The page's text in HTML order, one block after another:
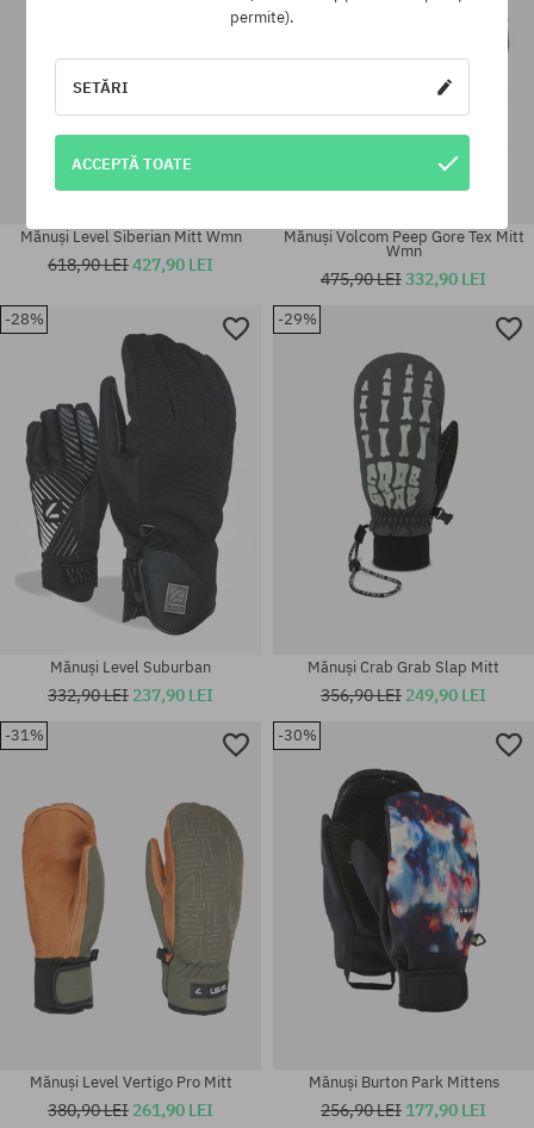
Mărimi existente:
Mărimi existente:
Mănuși Level Siberian Mitt Wmn
618,90 LEI427,90 LEI
Mănuși Volcom Peep Gore Tex Mitt
Wmn
475,90 LEI332,90 LEI
-28%
Mănuși Level Suburban
332,90 LEI 237,90 LEI
-29%
Mănuși Crab Grab Slap Mitt
356,90 LEI 249,90 LEI
-31%
Mănuși Level Vertigo Pro Mitt
380,90 LEI 261,90 LEI
-30%
Mănuși Burton Park Mittens
256,90 LEI 177,90 LEI
permite).
SETĂRI
ACCEPTĂ TOATE